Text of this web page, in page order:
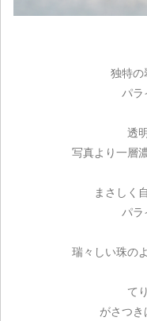
独特の
パラ
透
写真より一層
まさしく
パラ
瑞々しい珠の
て
がさつき